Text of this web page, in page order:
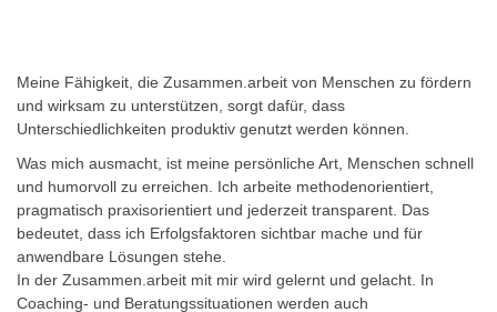
Meine Fähigkeit, die Zusammen.arbeit von Menschen zu fördern
und wirksam zu unterstützen, sorgt dafür, dass
Unterschiedlichkeiten produktiv genutzt werden können.
Was mich ausmacht, ist meine persönliche Art, Menschen schnell
und humorvoll zu erreichen. Ich arbeite methodenorientiert,
pragmatisch praxisorientiert und jederzeit transparent. Das
bedeutet, dass ich Erfolgsfaktoren sichtbar mache und für
anwendbare Lösungen stehe.
In der Zusammen.arbeit mit mir wird gelernt und gelacht. In
Coaching- und Beratungssituationen werden auch